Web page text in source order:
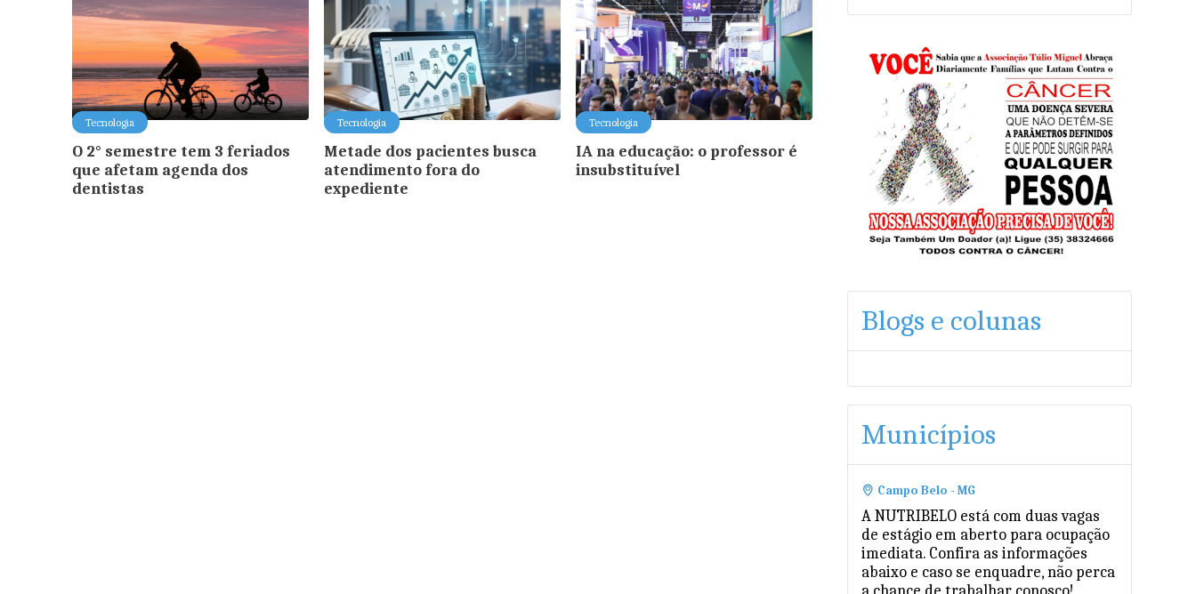
Tecnologia
O 2° semestre tem 3 feriados
que afetam agenda dos
dentistas
Tecnologia
Metade dos pacientes busca
atendimento fora do
expediente
Tecnologia
IA na educação: o professor é
insubstituível
Blogs e colunas
Municípios
Campo Belo - MG
A NUTRIBELO está com duas vagas
de estágio em aberto para ocupação
imediata. Confira as informações
abaixo e caso se enquadre, não perca